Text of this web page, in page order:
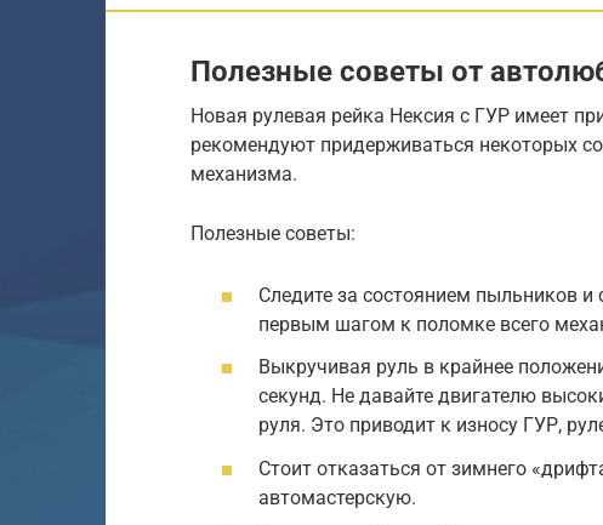
Полезные советы от
Новая рулевая рейка Нексия с ГУР имеет
рекомендуют придерживаться некоторых
механизма.
Полезные советы:
Следите за состоянием пыльников
первым шагом к поломке всего
Выкручивая руль в крайнее
секунд. Не давайте двигателю
руля. Это приводит к износу ГУР,
Стоит отказаться от зимнего
автомастерскую.